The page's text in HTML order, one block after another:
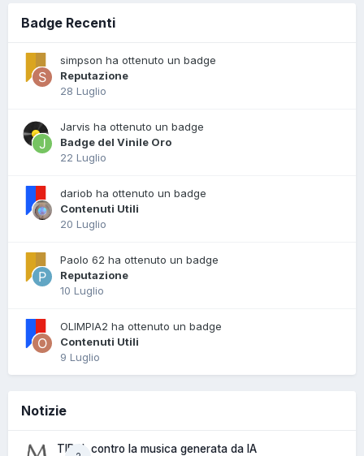
Badge Recenti
simpson ha ottenuto un badge
Reputazione
28 Luglio
Jarvis ha ottenuto un badge
Badge del Vinile Oro
22 Luglio
dariob ha ottenuto un badge
Contenuti Utili
20 Luglio
Paolo 62 ha ottenuto un badge
Reputazione
10 Luglio
OLIMPIA2 ha ottenuto un badge
Contenuti Utili
9 Luglio
Notizie
TIDAL contro la musica generata da IA